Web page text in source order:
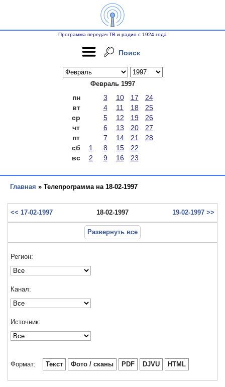
Программа передач ТВ и радио с 1924 года
Поиск
Февраль 1997
пн 3 10 17
24
вт
4 11 18
25
ср
5 12 19
26
чт
6 13 20
27
пт
7 14 21
28
сб
1 8 15
22
вс
2 9 16 23
Главная » Телепрограмма на 18-02-1997
<< 17-02-1997 18-02-1997 19-02-1997 >>
Развернуть все
Регион:
Канал:
Источник:
Формат: Текст Фото / сканы PDF DJVU HTML